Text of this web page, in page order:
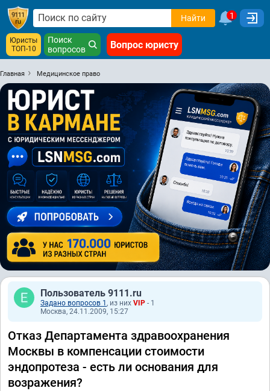
Найти 1
Юристы
ТОП-10
Поиск
вопросов
Вопрос юристу
Главная Медицинское право
Пользователь 9111.ru
Задано вопросов 1 , из них VIP - 1
Москва, 24.11.2009, 15:27
Отказ Департамента здравоохранения
Москвы в компенсации стоимости
эндопротеза - есть ли основания для
возражения?